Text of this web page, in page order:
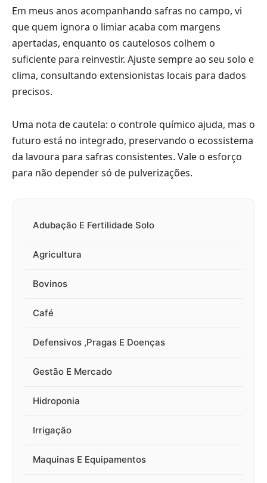
Em meus anos acompanhando safras no campo, vi
que quem ignora o limiar acaba com margens
apertadas, enquanto os cautelosos colhem o
suficiente para reinvestir. Ajuste sempre ao seu solo e
clima, consultando extensionistas locais para dados
precisos.
Uma nota de cautela: o controle químico ajuda, mas o
futuro está no integrado, preservando o ecossistema
da lavoura para safras consistentes. Vale o esforço
para não depender só de pulverizações.
Adubação E Fertilidade Solo
Agricultura
Bovinos
Café
Defensivos ,Pragas E Doenças
Gestão E Mercado
Hidroponia
Irrigação
Maquinas E Equipamentos